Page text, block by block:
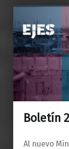
Boletín
Al nuevo